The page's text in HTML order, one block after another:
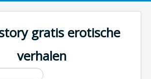
gratis erotische
verhalen